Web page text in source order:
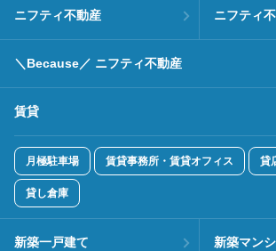
ニフティ不動産 ニフティ
＼Because／ ニフティ不動産
賃貸
月極駐車場 賃貸事務所・賃貸オフィス 貸
貸し倉庫
新築一戸建て 新築マン